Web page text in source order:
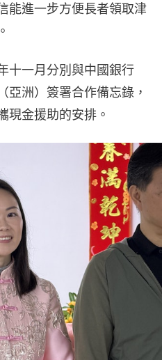
能進一步方便長者領取津
十一月分別與中國銀行
亞洲）簽署合作備忘錄，
現金援助的安排。